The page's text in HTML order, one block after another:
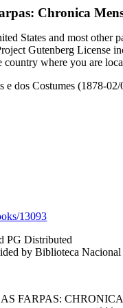
Chronica
States and most
Gutenberg License
where you are
e dos Costumes (1878-02/
13093
PG Distributed
by Biblioteca Nacional
FARPAS: